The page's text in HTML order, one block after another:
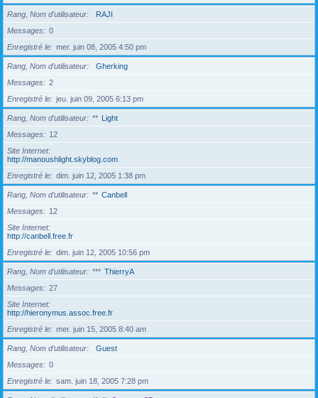
Rang, Nom d’utilisateur
RAJI
Messages
0
Enregistré le
mer. juin 08, 2005 4:50 pm
Rang, Nom d’utilisateur
Gherking
Messages
2
Enregistré le
jeu. juin 09, 2005 6:13 pm
Rang, Nom d’utilisateur ** Light
Messages
12
Site Internet
http://manoushlight.skyblog.com
Enregistré le
dim. juin 12, 2005 1:38 pm
Rang, Nom d’utilisateur ** Canbell
Messages
12
Site Internet
http://canbell.free.fr
Enregistré le
dim. juin 12, 2005 10:56 pm
Rang, Nom d’utilisateur *** ThierryA
Messages
27
Site Internet
http://hieronymus.assoc.free.fr
Enregistré le
mer. juin 15, 2005 8:40 am
Rang, Nom d’utilisateur
Guest
Messages
0
Enregistré le
sam. juin 18, 2005 7:28 pm